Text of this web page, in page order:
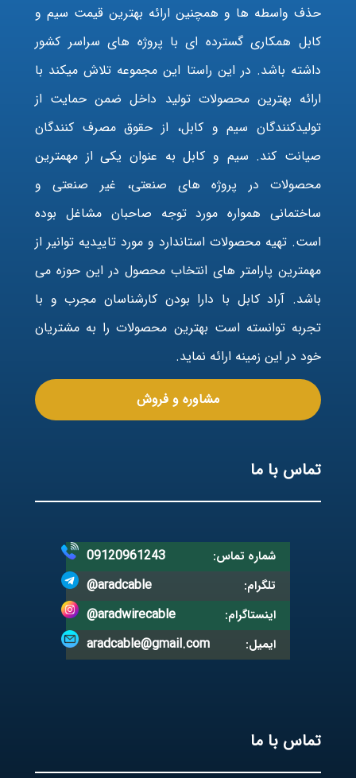
حذف واسطه ها و همچنین ارائه بهترین قیمت سیم و
کابل همکاری گسترده ای با پروژه های سراسر کشور
داشته باشد. در این راستا این مجموعه تلاش میکند با
ارائه بهترین محصولات تولید داخل ضمن حمایت از
تولیدکنندگان سیم و کابل، از حقوق مصرف کنندگان
صیانت کند. سیم و کابل به عنوان یکی از مهمترین
محصولات در پروژه های صنعتی، غیر صنعتی و
ساختمانی همواره مورد توجه صاحبان مشاغل بوده
است. تهیه محصولات استاندارد و مورد تاییدیه توانیر از
مهمترین پارامتر های انتخاب محصول در این حوزه می
باشد. آراد کابل با دارا بودن کارشناسان مجرب و با
تجربه توانسته است بهترین محصولات را به مشتریان
خود در این زمینه ارائه نماید.
مشاوره و فروش
تماس با ما
شماره تماس: 09120961243
تلگرام: @aradcable
اینستاگرام: @aradwirecable
ایمیل: aradcable@gmail.com
تماس با ما